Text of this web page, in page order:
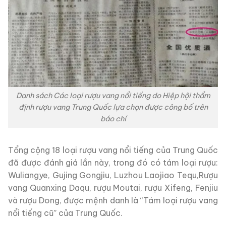
Danh sách Các loại rượu vang nổi tiếng do Hiệp hội thẩm
định rượu vang Trung Quốc lựa chọn được công bố trên
báo chí
Tổng cộng 18 loại rượu vang nổi tiếng của Trung Quốc
đã được đánh giá lần này, trong đó có tám loại rượu:
Wuliangye, Gujing Gongjiu, Luzhou Laojiao Tequ,Rượu
vang Quanxing Daqu, rượu Moutai, rượu Xifeng, Fenjiu
và rượu Dong, được mệnh danh là “Tám loại rượu vang
nổi tiếng cũ” của Trung Quốc.